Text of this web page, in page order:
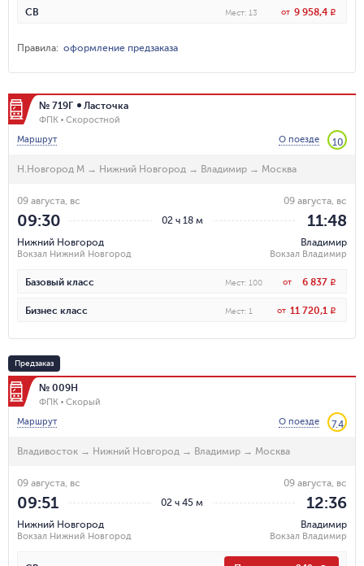
СВ Мест: 13 от 9 958,4 R
Правила: оформление предзаказа
№ 719Г Ласточка
ФПК
Скоростной
Маршрут
О поезде 10
Н.Новгород М → Нижний Новгород → Владимир → Москва
02 ч 18 м
09 августа, вс
09:30
Нижний Новгород
Вокзал Нижний Новгород
09 августа, вс
11:48
Владимир
Вокзал Владимир
Базовый класс Мест: 100 от 6 837 R
Бизнес класс Мест: 1 от 11 720,1 R
Предзаказ
№ 009Н
ФПК
Скорый
Маршрут
О поезде 7.4
Владивосток → Нижний Новгород → Владимир → Москва
02 ч 45 м
09 августа, вс
09:51
Нижний Новгород
Вокзал Нижний Новгород
09 августа, вс
12:36
Владимир
Вокзал Владимир